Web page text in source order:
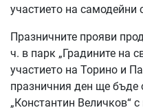
участието на самодейни
Празничните прояви
ч. в парк „Градините на
участието на Торино и
празничния ден ще бъде
„Константин Величков“